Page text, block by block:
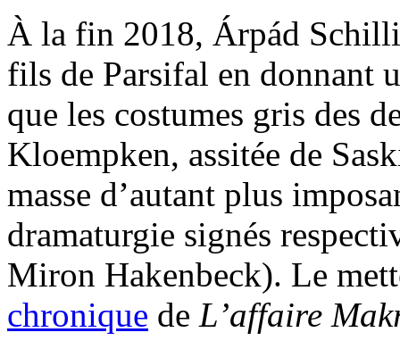
À la fin 2018, Árpád
fils de Parsifal en donnant
que les costumes gris des
Kloempken, assitée de
masse d’autant plus
dramaturgie signés
Miron Hakenbeck). Le
chronique de L’affaire